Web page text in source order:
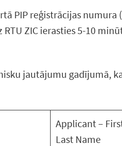
PIP reģistrācijas
ZIC ierasties 5-10
jautājumu gadījumā,
Applicant –
Last Name